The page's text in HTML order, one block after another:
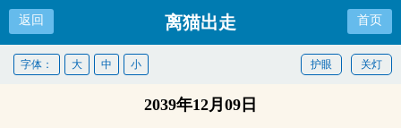
返回 离猫出走 首页
关灯
护眼
字体： 大 中 小
2039年12月09日